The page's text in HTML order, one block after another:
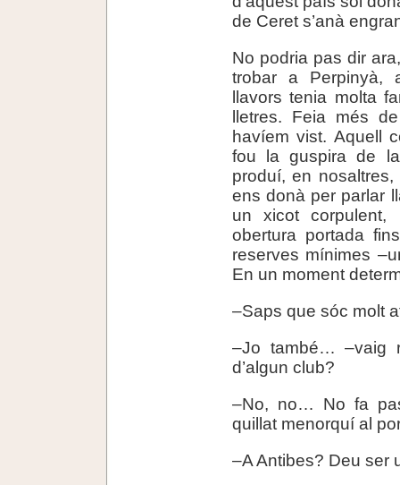
de Ceret s’anà
No podria pas dir
trobar a Perpinyà,
llavors tenia molta
lletres. Feia més
havíem vist. Aquell
fou la guspira de
produí, en
ens donà per parlar
un xicot corpulent,
obertura portada
reserves mínimes
En un moment
–Saps que sóc molt
–Jo també… –vaig
d’algun club?
–No, no… No fa
quillat menorquí al
–A Antibes? Deu ser